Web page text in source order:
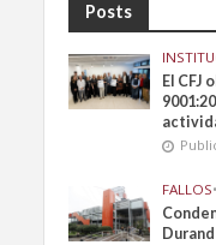
Posts
El CFJ
FALLOS•